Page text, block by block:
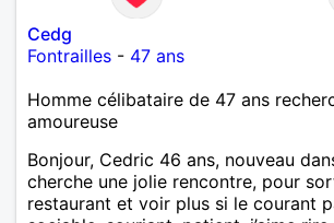
Cedg
Fontrailles - 47 ans
Homme célibataire de 47 ans
amoureuse
Bonjour, Cedric 46 ans, nouveau
cherche une jolie rencontre, pour
restaurant et voir plus si le courant